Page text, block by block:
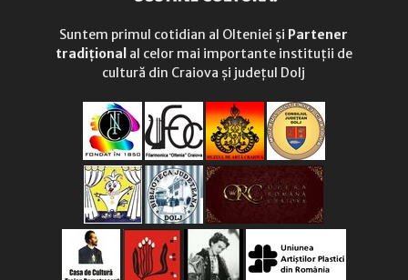
Suntem primul cotidian al Olteniei și Partener
tradițional al celor mai importante instituții de
cultură din Craiova și județul Dolj